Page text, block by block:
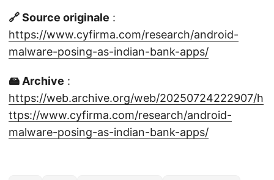
🔗 Source originale :
https://www.cyfirma.com/research/android-
malware-posing-as-indian-bank-apps/
🖴 Archive :
https://web.archive.org/web/20250724222907/h
ttps://www.cyfirma.com/research/android-
malware-posing-as-indian-bank-apps/